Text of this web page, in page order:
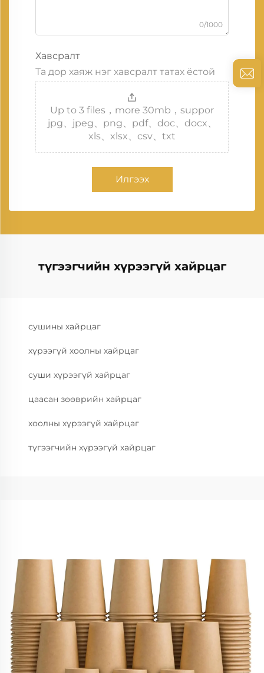
0/1000
Хавсралт
Та дор хаяж нэг хавсралт татах ёстой
Up to 3 files，more 30mb，suppor
jpg、jpeg、png、pdf、doc、docx、
xls、xlsx、csv、txt
Илгээх
түгээгчийн хүрээгүй хайрцаг
сушины хайрцаг
хүрээгүй хоолны хайрцаг
суши хүрээгүй хайрцаг
цаасан зөөврийн хайрцаг
хоолны хүрээгүй хайрцаг
түгээгчийн хүрээгүй хайрцаг